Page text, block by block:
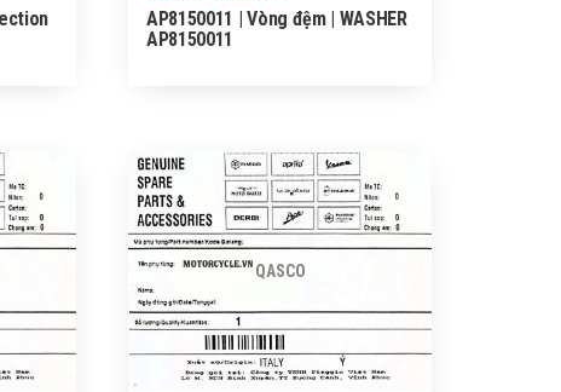
AP8150011 | Vòng đệm | WASHER
AP8150011
QASCO